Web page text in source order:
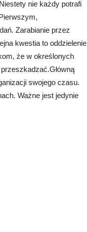
nie każdy potrafi
Zarabianie przez
kwestia to oddzielenie
że w określonych
swojego czasu.
Ważne jest jedynie